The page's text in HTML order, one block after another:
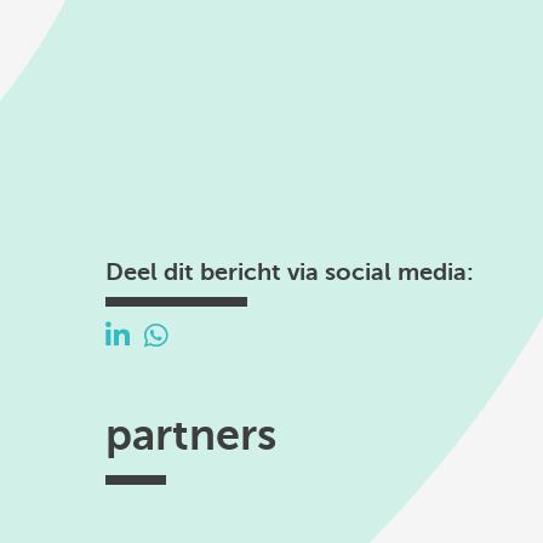
Deel dit bericht via social media:
partners
HogeschoolFederatie